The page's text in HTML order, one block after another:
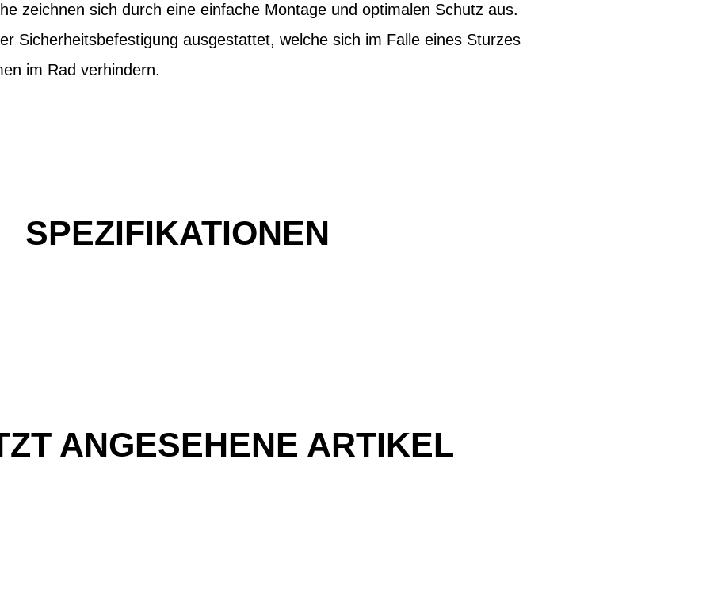
zeichnen sich durch eine einfache Montage und optimalen Schutz aus.
Sicherheitsbefestigung ausgestattet, welche sich im Falle eines Sturzes
im Rad verhindern.
SPEZIFIKATIONEN
ANGESEHENE ARTIKEL